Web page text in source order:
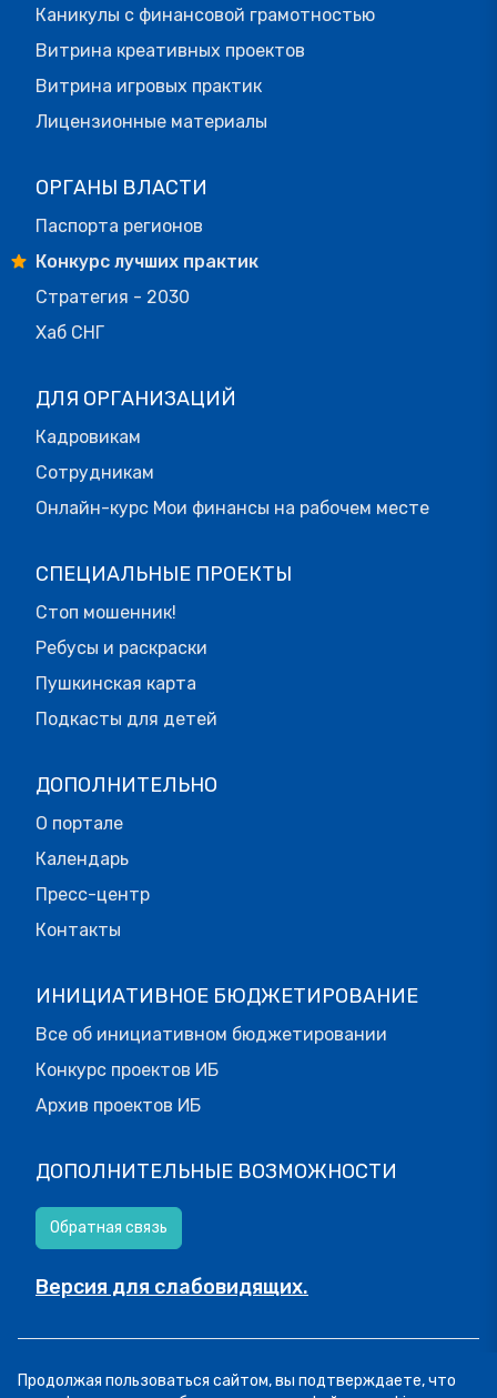
Каникулы с финансовой грамотностью
Витрина креативных проектов
Витрина игровых практик
Лицензионные материалы
ОРГАНЫ ВЛАСТИ
Паспорта регионов
Конкурс лучших практик
Стратегия - 2030
Хаб СНГ
ДЛЯ ОРГАНИЗАЦИЙ
Кадровикам
Сотрудникам
Онлайн-курс Мои финансы на рабочем месте
СПЕЦИАЛЬНЫЕ ПРОЕКТЫ
Стоп мошенник!
Ребусы и раскраски
Пушкинская карта
Подкасты для детей
ДОПОЛНИТЕЛЬНО
О портале
Календарь
Пресс-центр
Контакты
ИНИЦИАТИВНОЕ БЮДЖЕТИРОВАНИЕ
Все об инициативном бюджетировании
Конкурс проектов ИБ
Архив проектов ИБ
ДОПОЛНИТЕЛЬНЫЕ ВОЗМОЖНОСТИ
Обратная связь
Версия для слабовидящих.
Все права защищены.Пользовательское соглашение
Продолжая пользоваться сайтом, вы подтверждаете, что